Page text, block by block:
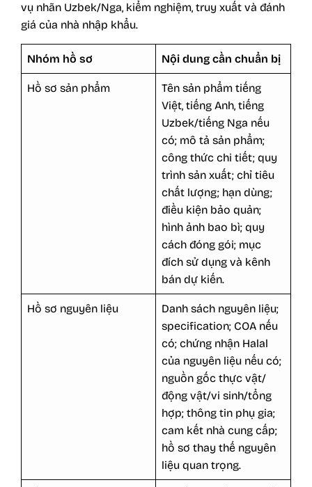
vụ nhãn Uzbek/Nga, kiểm nghiệm, truy xuất và đánh
giá của nhà nhập khẩu.
Nhóm hồ sơ Nội dung cần chuẩn bị
Hồ sơ sản phẩm
Tên sản phẩm tiếng
Việt, tiếng Anh, tiếng
Uzbek/tiếng Nga nếu
có; mô tả sản phẩm;
công thức chi tiết; quy
trình sản xuất; chỉ tiêu
chất lượng; hạn dùng;
điều kiện bảo quản;
hình ảnh bao bì; quy
cách đóng gói; mục
đích sử dụng và kênh
bán dự kiến.
Hồ sơ nguyên liệu
Danh sách nguyên liệu;
specification; COA nếu
có; chứng nhận Halal
của nguyên liệu nếu có;
nguồn gốc thực vật/
động vật/vi sinh/tổng
hợp; thông tin phụ gia;
cam kết nhà cung cấp;
hồ sơ thay thế nguyên
liệu quan trọng.